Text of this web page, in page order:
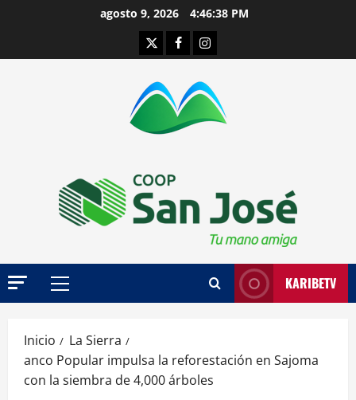
agosto 9, 2026 4:46:39 PM
TwitterFacebookInstagram
Menú
KARIBETV
Inicio
La Sierra
anco Popular impulsa la reforestación en Sajoma
con la siembra de 4,000 árboles